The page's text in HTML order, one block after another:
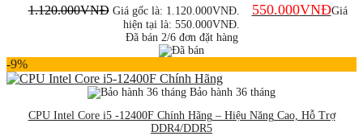
1.120.000VNĐ Giá gốc là: 1.120.000VNĐ. 550.000VNĐGiá
hiện tại là: 550.000VNĐ.
Đã bán 2/6 đơn đặt hàng
-9%
Bảo hành 36 tháng
CPU Intel Core i5 -12400F Chính Hãng – Hiệu Năng Cao, Hỗ Trợ
DDR4/DDR5